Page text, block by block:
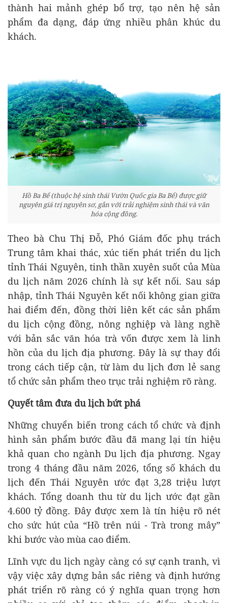
thành hai mảnh ghép bổ trợ, tạo nên hệ sản
phẩm đa dạng, đáp ứng nhiều phân khúc du
khách.
Hồ Ba Bể (thuộc hệ sinh thái Vườn Quốc gia Ba Bể) được giữ
nguyên giá trị nguyên sơ, gắn với trải nghiệm sinh thái và văn
hóa cộng đồng.
Theo bà Chu Thị Đỗ, Phó Giám đốc phụ trách
Trung tâm khai thác, xúc tiến phát triển du lịch
tỉnh Thái Nguyên, tinh thần xuyên suốt của Mùa
du lịch năm 2026 chính là sự kết nối. Sau sáp
nhập, tỉnh Thái Nguyên kết nối không gian giữa
hai điểm đến, đồng thời liên kết các sản phẩm
du lịch cộng đồng, nông nghiệp và làng nghề
với bản sắc văn hóa trà vốn được xem là linh
hồn của du lịch địa phương. Đây là sự thay đổi
trong cách tiếp cận, từ làm du lịch đơn lẻ sang
tổ chức sản phẩm theo trục trải nghiệm rõ ràng.
Quyết tâm đưa du lịch bứt phá
Những chuyển biến trong cách tổ chức và định
hình sản phẩm bước đầu đã mang lại tín hiệu
khả quan cho ngành Du lịch địa phương. Ngay
trong 4 tháng đầu năm 2026, tổng số khách du
lịch đến Thái Nguyên ước đạt 3,28 triệu lượt
khách. Tổng doanh thu từ du lịch ước đạt gần
4.600 tỷ đồng. Đây được xem là tín hiệu rõ nét
cho sức hút của “Hồ trên núi - Trà trong mây”
khi bước vào mùa cao điểm.
Lĩnh vực du lịch ngày càng có sự cạnh tranh, vì
vậy việc xây dựng bản sắc riêng và định hướng
phát triển rõ ràng có ý nghĩa quan trọng hơn